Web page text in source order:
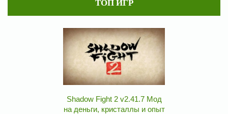
ТОП ИГР
Shadow Fight 2 v2.41.7 Мод
на деньги, кристаллы и опыт